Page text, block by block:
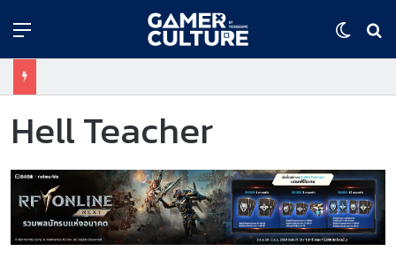
Hell Teacher